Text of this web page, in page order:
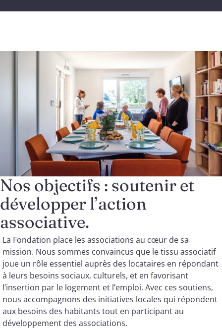
Nos objectifs : soutenir et
développer l’action
associative.
La Fondation place les associations au cœur de sa
mission. Nous sommes convaincus que le tissu associatif
joue un rôle essentiel auprès des locataires en répondant
à leurs besoins sociaux, culturels, et en favorisant
l’insertion par le logement et l’emploi. Avec ces soutiens,
nous accompagnons des initiatives locales qui répondent
aux besoins des habitants tout en participant au
développement des associations.